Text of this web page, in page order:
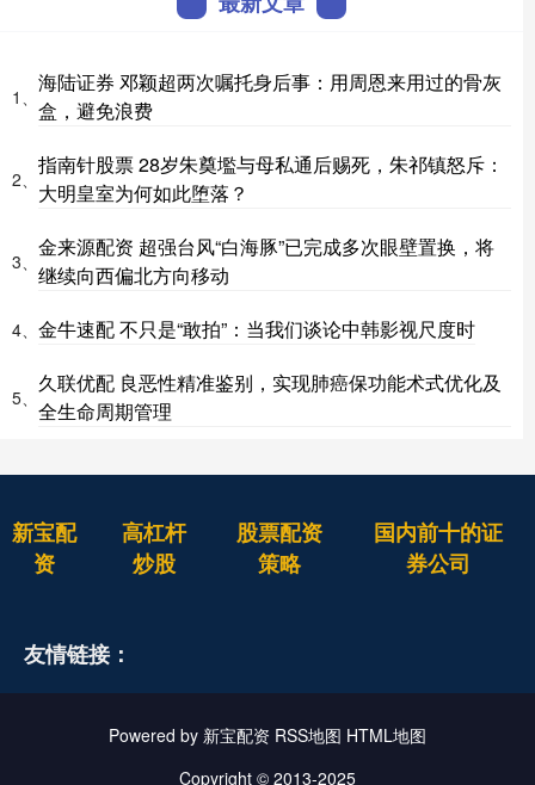
1、
海陆证券 邓颖超两次嘱托身后事：用周恩来用过的骨灰
盒，避免浪费
2、
指南针股票 28岁朱奠壏与母私通后赐死，朱祁镇怒斥：
大明皇室为何如此堕落？
3、
金来源配资 超强台风“白海豚”已完成多次眼壁置换，将
继续向西偏北方向移动
4、 金牛速配 不只是“敢拍”：当我们谈论中韩影视尺度时
5、
久联优配 良恶性精准鉴别，实现肺癌保功能术式优化及
全生命周期管理
新宝配
资
高杠杆
炒股
股票配资
策略
国内前十的证
券公司
友情链接：
Powered by 新宝配资 RSS地图 HTML地图
Copyright © 2013-2025